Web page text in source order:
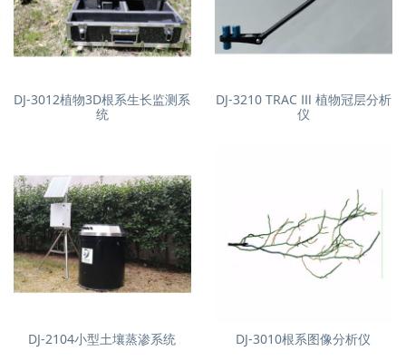
DJ-3012植物3D根系生长监测系
统
DJ-3210 TRAC Ⅲ 植物冠层分析
仪
DJ-2104小型土壤蒸渗系统 DJ-3010根系图像分析仪